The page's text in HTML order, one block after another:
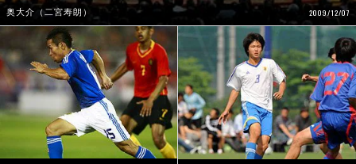
奥大介（二宮寿朗） 2009/12/07